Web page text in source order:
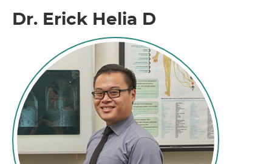
Dr. Erick Helia D